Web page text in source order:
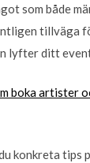
som både
tillväga
lyfter ditt
boka artister
konkreta tips